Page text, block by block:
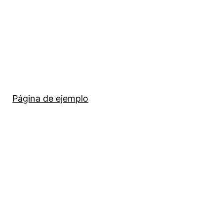
Página de ejemplo